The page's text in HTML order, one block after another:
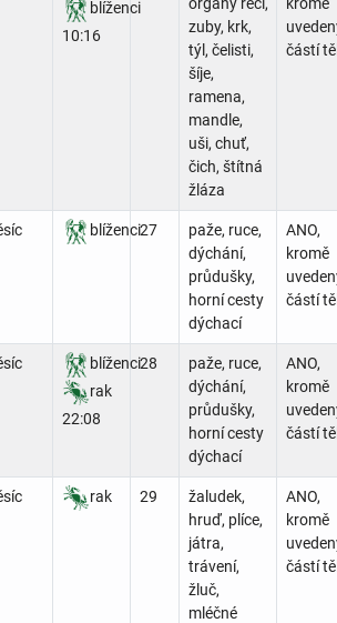
blíženci
10:16
zuby, krk,
týl, čelisti,
šíje,
ramena,
mandle,
uši, chuť,
čich, štítná
žláza
částí
blíženci27
paže, ruce,
dýchání,
průdušky,
horní cesty
dýchací
ANO,
kromě
částí
blíženci
rak
22:08
28
paže, ruce,
dýchání,
průdušky,
horní cesty
dýchací
ANO,
kromě
částí
rak 29
žaludek,
hruď, plíce,
játra,
trávení,
žluč,
mléčné
ANO,
kromě
částí